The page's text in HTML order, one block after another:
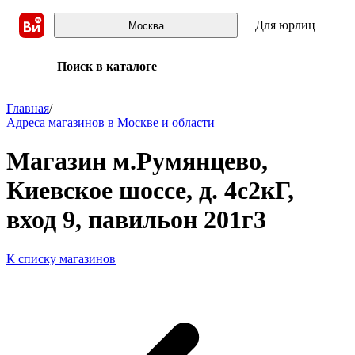
Москва Для юрлиц
Поиск в каталоге
Главная/
Адреса магазинов в Москве и области
Магазин м.Румянцево,
Киевское шоссе, д. 4с2кГ,
вход 9, павильон 201г3
К списку магазинов